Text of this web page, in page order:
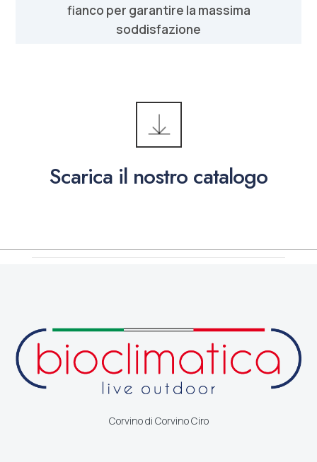
fianco per garantire la massima
soddisfazione
Scarica il nostro catalogo
Corvino di Corvino Ciro